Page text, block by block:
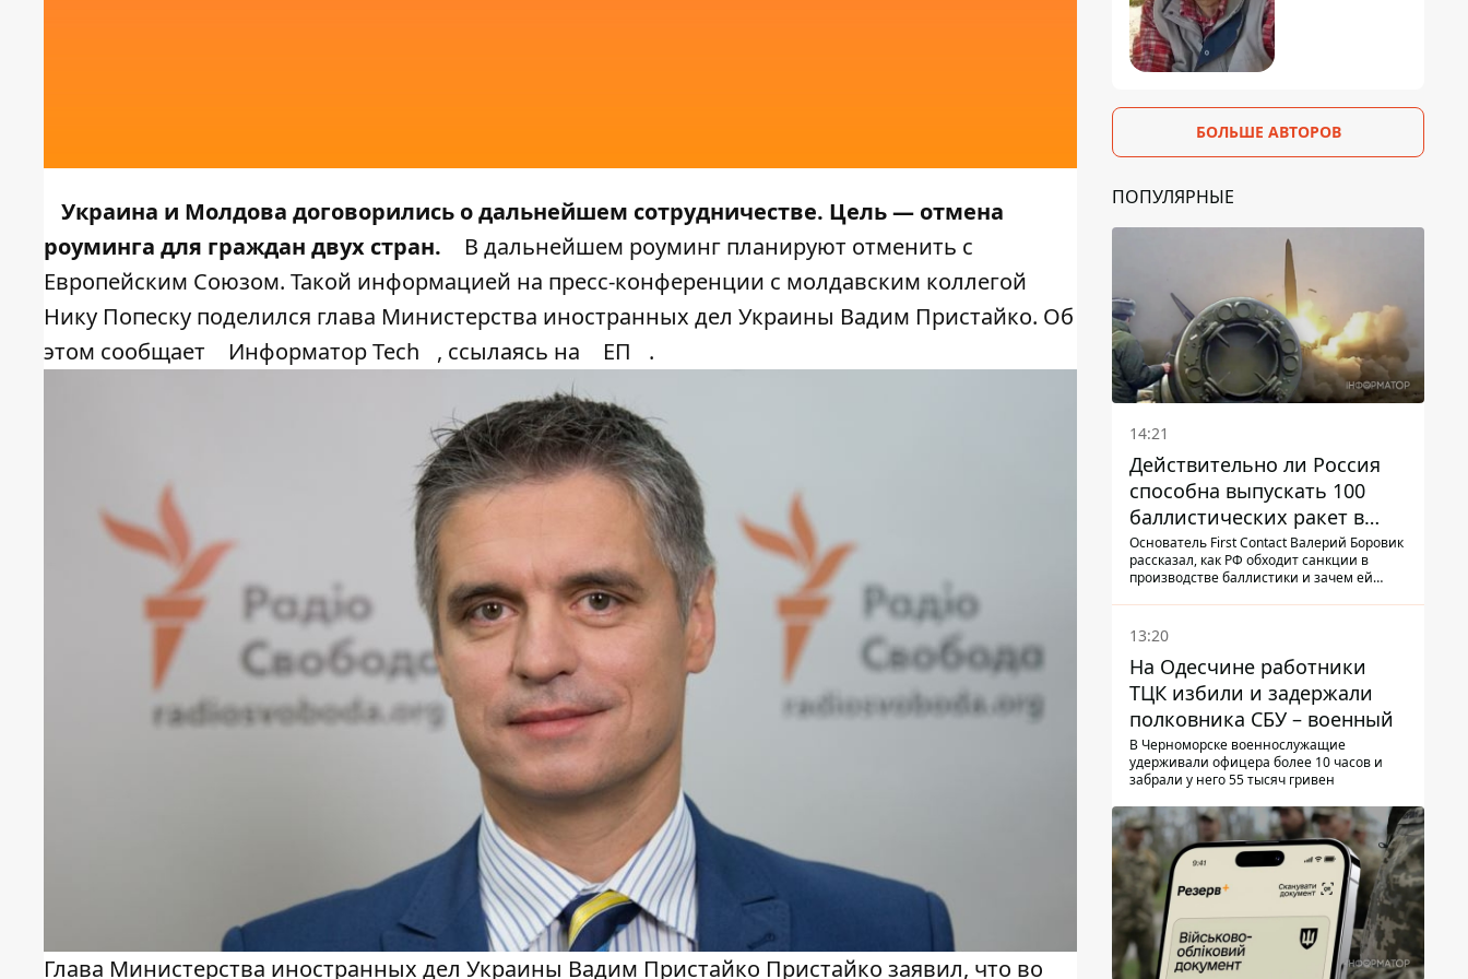
Украина и Молдова договорились о дальнейшем сотрудничестве. Цель — отмена
роуминга для граждан двух стран.
В дальнейшем роуминг планируют отменить с
Европейским Союзом. Такой информацией на пресс-конференции с молдавским коллегой
Нику Попеску поделился глава Министерства иностранных дел Украины Вадим Пристайко. Об
этом сообщает
Информатор Tech , ссылаясь на ЕП .
Глава Министерства иностранных дел Украины Вадим Пристайко Пристайко заявил, что во
БОЛЬШЕ АВТОРОВ
ПОПУЛЯРНЫЕ
14:21
Действительно ли Россия
способна выпускать 100
баллистических ракет в
месяц и что с этим делать
Основатель First Contact Валерий Боровик
рассказал, как РФ обходит санкции в
производстве баллистики и зачем ей
13:20
На Одесчине работники
ТЦК избили и задержали
полковника СБУ – военный
В Черноморске военнослужащие
удерживали офицера более 10 часов и
забрали у него 55 тысяч гривен